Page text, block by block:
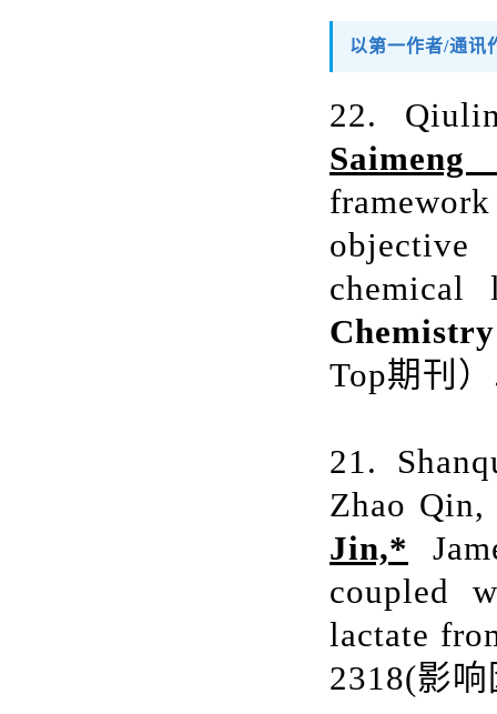
以第一作者/通讯
22.
Top期刊
21.
Zhao
Jin,*
coupled
lactate
2318(影响